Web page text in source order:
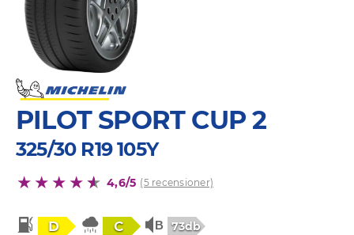
PILOT SPORT CUP 2
325/30 R19 105Y
4,6/5 (5 recensioner)
D C 73db